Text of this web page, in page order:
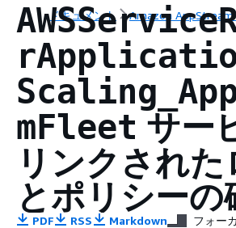
ドキュメント Amazon AppStream
mFleet サー
リンクされ
とポリシーの
PDF RSS Markdown フォー